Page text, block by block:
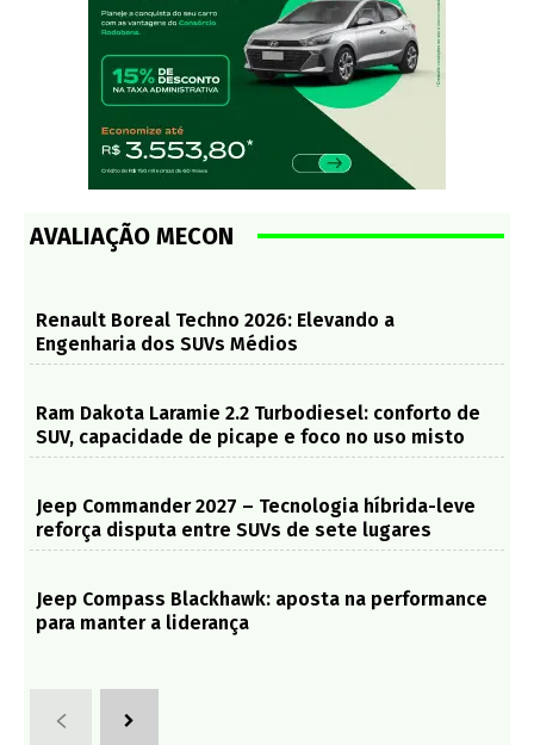
AVALIAÇÃO MECON
Renault Boreal Techno 2026: Elevando a
Engenharia dos SUVs Médios
Ram Dakota Laramie 2.2 Turbodiesel: conforto de
SUV, capacidade de picape e foco no uso misto
Jeep Commander 2027 – Tecnologia híbrida-leve
reforça disputa entre SUVs de sete lugares
Jeep Compass Blackhawk: aposta na performance
para manter a liderança